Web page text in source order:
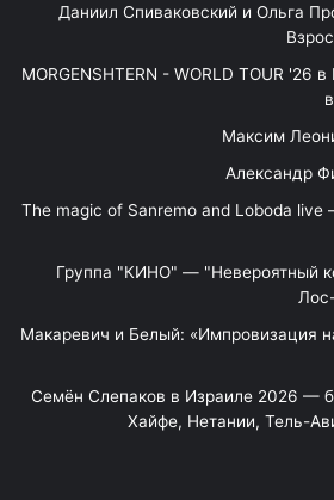
"Даниил Спиваковский и Ольга
MORGENSHTERN - WORLD TOUR '26
Максим
Александр
"The magic of Sanremo and Loboda
Группа "КИНО" — "Невероятный
Макаревич и Белый: «Импровизация
Семён Слепаков в Израиле 2026 —
Хайфе, Нетании, Тель-